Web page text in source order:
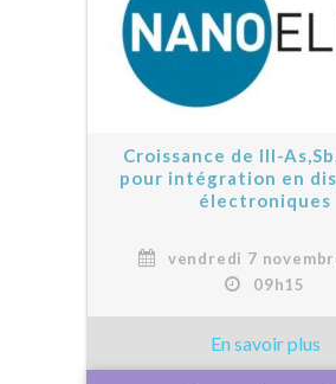
Croissance de III-
pour intégration en
électroniques
vendredi 7
09h15